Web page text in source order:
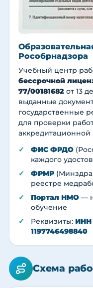
Рособрнадзора
Учебный центр
бессрочной
77/00181682 от 13
выданные
государственные
для проверки
аккредитационной
ФИС ФРДО
каждого
ФРМР
реестре
Портал НМО —
обучение
Реквизиты: ИНН
1197746498840
Схема